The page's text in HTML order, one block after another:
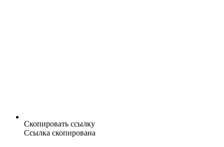
Скопировать ссылку
Ссылка скопирована